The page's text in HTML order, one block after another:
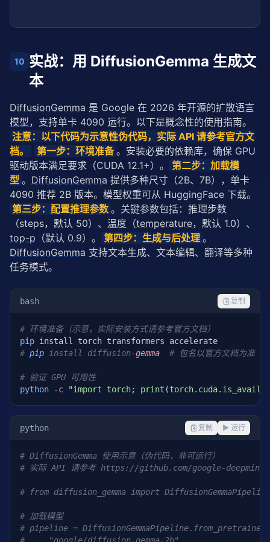
10 实战：用 DiffusionGemma 生成文
本
DiffusionGemma 是 Google 在 2026 年开源的扩散语言
模型，支持单卡 4090 运行。以下是概念性的使用指南。
注意：以下代码为示意性伪代码，实际 API 请参考官方文
档。
第一步：环境准备 。安装必要的依赖库，确保 GPU
驱动版本满足要求（CUDA 12.1+）。
第二步：加载模
型 。 DiffusionGemma 提供多种尺寸（2B、7B），单卡
4090 推荐 2B 版本。模型权重可从 HuggingFace 下载。
第三步：配置推理参数 。关键参数包括：推理步数
（steps，默认 50）、 温度 （temperature，默认 1.0）、
top-p （默认 0.9）。 第四步：生成与后处理 。
DiffusionGemma 支持文本生成、文本编辑、翻译等多种
任务模式。
bash 复制
# 环境准备（示意，实际安装方式请参考官方文档）
pip
# pip install diffusion-gemma
  # 包名以官方文档为准
# 验证 GPU 可用性
python
-c "import torch;
python 复制 ▶ 运行
# DiffusionGemma 使用示意（伪代码，非可运行）
# 实际 API 请参考 https://github.com/google-
# from diffusion_gemma import DiffusionGemmaPipeline
# 加载模型
# pipeline = DiffusionGemmaPipeline.from_pretrained(